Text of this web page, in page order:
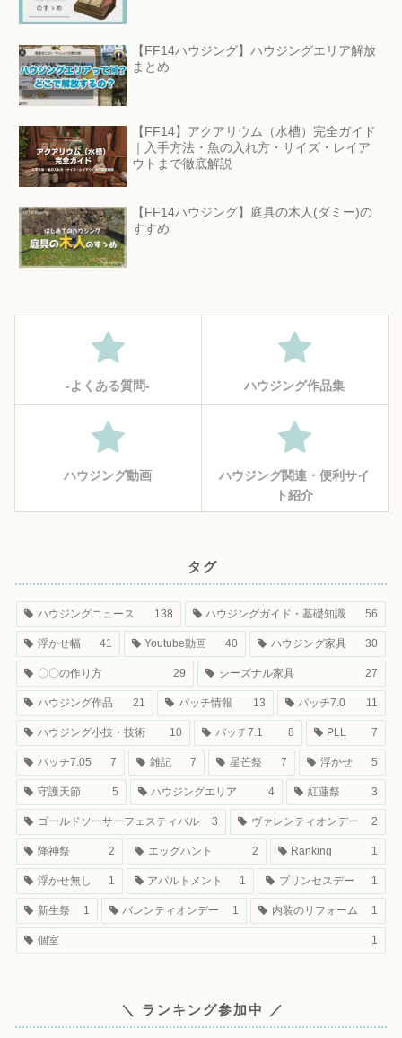
【FF14ハウジング】ハウジングエリア解放
まとめ
【FF14】アクアリウム（水槽）完全ガイド
｜入手方法・魚の入れ方・サイズ・レイア
ウトまで徹底解説
【FF14ハウジング】庭具の木人(ダミー)の
すすめ
‐よくある質問‐ ハウジング作品集
ハウジング動画
ハウジング関連・便利サイ
ト紹介
タグ
ハウジングニュース 138 ハウジングガイド・基礎知識 56
浮かせ幅 41 Youtube動画 40 ハウジング家具 30
〇〇の作り方 29 シーズナル家具 27
ハウジング作品 21 パッチ情報 13 パッチ7.0 11
ハウジング小技・技術 10 パッチ7.1 8 PLL 7
パッチ7.05 7 雑記 7 星芒祭 7 浮かせ 5
守護天節 5 ハウジングエリア 4 紅蓮祭 3
ゴールドソーサーフェスティバル 3 ヴァレンティオンデー 2
降神祭 2 エッグハント 2 Ranking 1
浮かせ無し 1 アパルトメント 1 プリンセスデー 1
新生祭 1 バレンティオンデー 1 内装のリフォーム 1
個室 1
＼ ランキング参加中 ／